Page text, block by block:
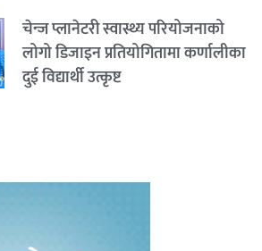
चेन्ज प्लानेटरी स्वास्थ्य परियोजनाको
लोगो डिजाइन प्रतियोगितामा कर्णालीका
दुई विद्यार्थी उत्कृष्ट